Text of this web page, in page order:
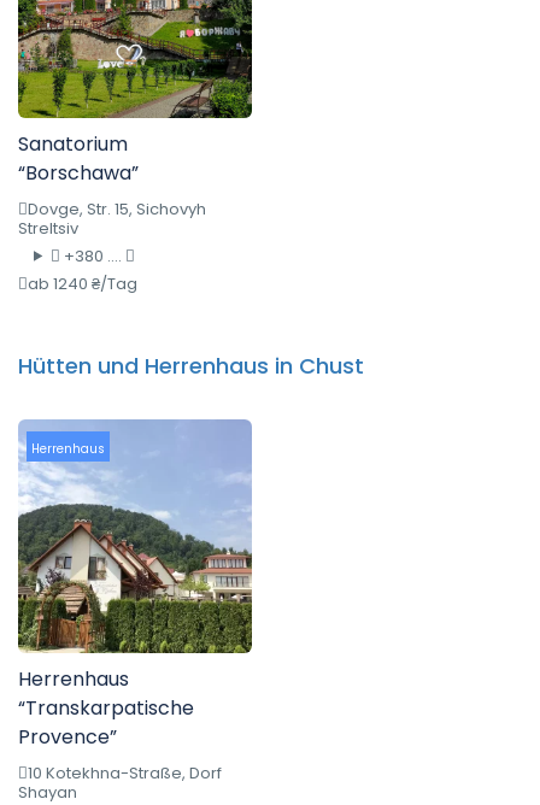
Sanatorium
“Borschawa”
Dovge, Str. 15, Sichovyh
Streltsiv
+380 ....
ab 1240 ₴/Tag
Hütten und Herrenhaus in Chust
Herrenhaus
Herrenhaus
“Transkarpatische
Provence”
10 Kotekhna-Straße, Dorf
Shayan